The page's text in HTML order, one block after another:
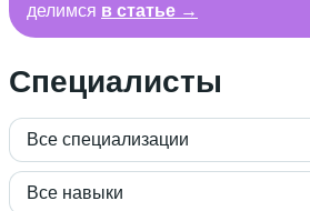
делимся в статье →
Специалисты
Все специализации
Все навыки